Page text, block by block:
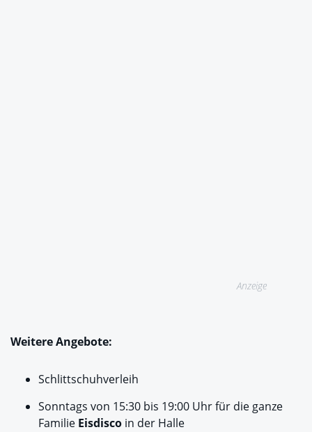
Anzeige
Weitere Angebote:
Schlittschuhverleih
Sonntags von 15:30 bis 19:00 Uhr für die ganze
Familie Eisdisco in der Halle